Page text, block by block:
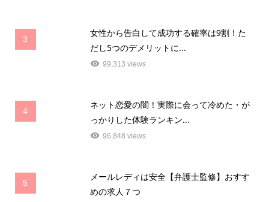
3
女性から告白して成功する確率は9割！た
だし5つのデメリットに...
99,313 views
4
ネット恋愛の闇！実際に会って冷めた・が
っかりした体験ランキン...
96,848 views
5
メールレディは安全【弁護士監修】おすす
めの求人７つ